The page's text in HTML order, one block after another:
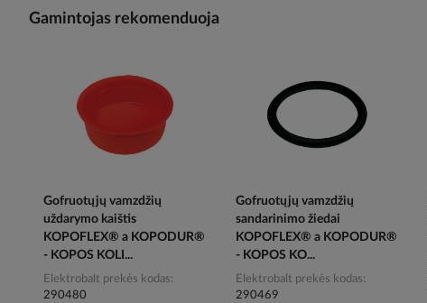
Gamintojas rekomenduoja
Gofruotųjų vamzdžių
uždarymo kaištis
KOPOFLEX® a KOPODUR®
- KOPOS KOLI...
Elektrobalt prekės kodas
290480
Gofruotųjų vamzdžių
sandarinimo žiedai
KOPOFLEX® a KOPODUR®
- KOPOS KO...
Elektrobalt prekės kodas
290469